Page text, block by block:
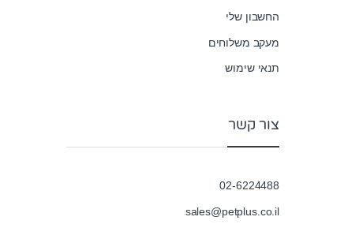
החשבון שלי
מעקב משלוחים
תנאי שימוש
צור קשר
02-6224488
sales@petplus.co.il